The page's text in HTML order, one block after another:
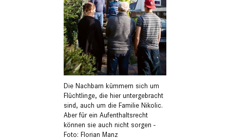
Die Nachbarn kümmern sich um
Flüchtlinge, die hier untergebracht
sind, auch um die Familie Nikolic.
Aber für ein Aufenthaltsrecht
können sie auch nicht sorgen -
Foto: Florian Manz